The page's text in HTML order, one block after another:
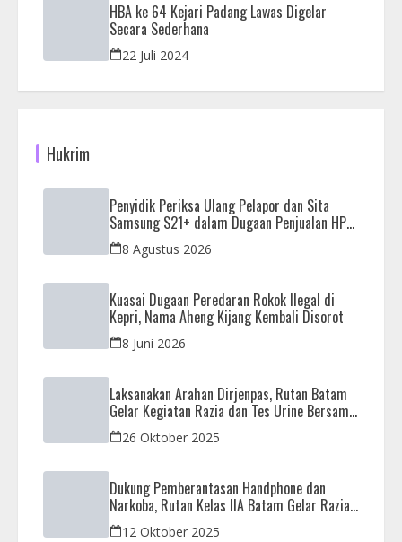
HBA ke 64 Kejari Padang Lawas Digelar
Secara Sederhana
22 Juli 2024
Hukrim
Penyidik Periksa Ulang Pelapor dan Sita
Samsung S21+ dalam Dugaan Penjualan HP
Ilegal di Nagoya Hill
8 Agustus 2026
Kuasai Dugaan Peredaran Rokok Ilegal di
Kepri, Nama Aheng Kijang Kembali Disorot
8 Juni 2026
Laksanakan Arahan Dirjenpas, Rutan Batam
Gelar Kegiatan Razia dan Tes Urine Bersama
APH26 Oktober 2025
Dukung Pemberantasan Handphone dan
Narkoba, Rutan Kelas IIA Batam Gelar Razia
Bersama Aparat Penegak Hukum
12 Oktober 2025